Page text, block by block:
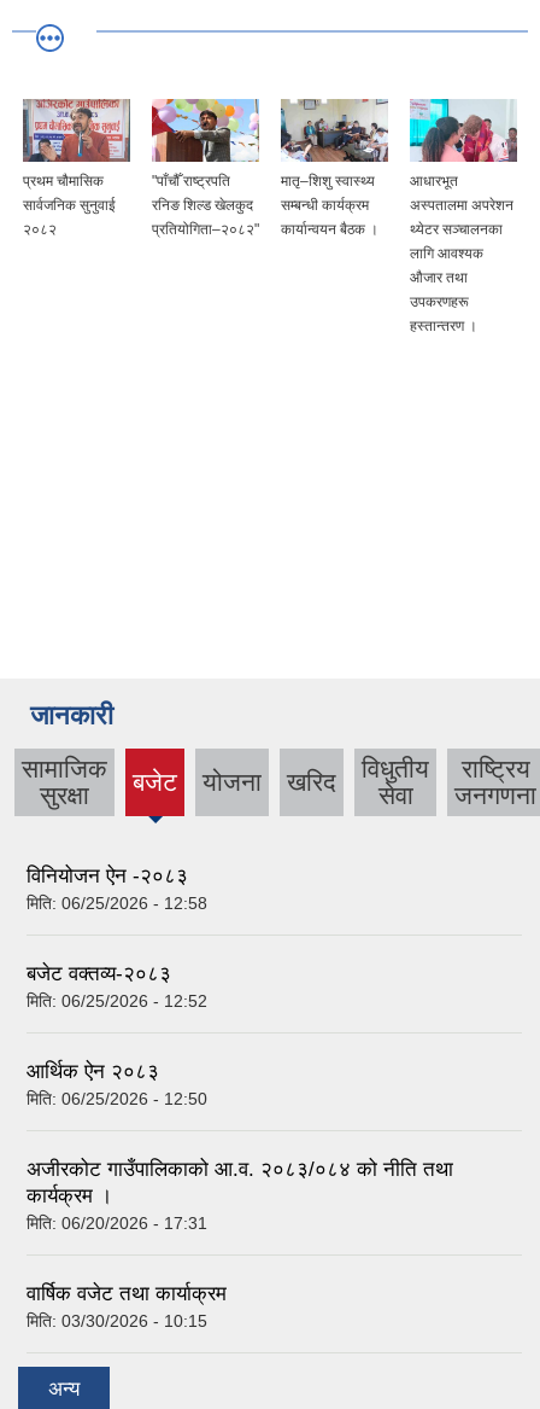
प्रथम चौमासिक
सार्वजनिक सुनुवाई
२०८२
"पाँचौँ राष्ट्रपति
रनिङ शिल्ड खेलकुद
प्रतियोगिता–२०८२"
मातृ–शिशु स्वास्थ्य
सम्बन्धी कार्यक्रम
कार्यान्वयन बैठक ।
आधारभूत
अस्पतालमा अपरेशन
थ्येटर सञ्चालनका
लागि आवश्यक
औजार तथा
उपकरणहरू
हस्तान्तरण ।
जानकारी
सामाजिक
सुरक्षा
बजेट
(active
tab)
योजना खरिद
विधुतीय
सेवा
राष्‍ट्रिय
जनगणना
विनियोजन ऐन -२०८३
मिति: 06/25/2026 - 12:58
बजेट वक्तव्य-२०८३
मिति: 06/25/2026 - 12:52
आर्थिक ऐन २०८३
मिति: 06/25/2026 - 12:50
अजीरकोट गाउँपालिकाको आ.व. २०८३/०८४ को नीति तथा
कार्यक्रम ।
मिति: 06/20/2026 - 17:31
वार्षिक वजेट तथा कार्याक्रम
मिति: 03/30/2026 - 10:15
अन्य